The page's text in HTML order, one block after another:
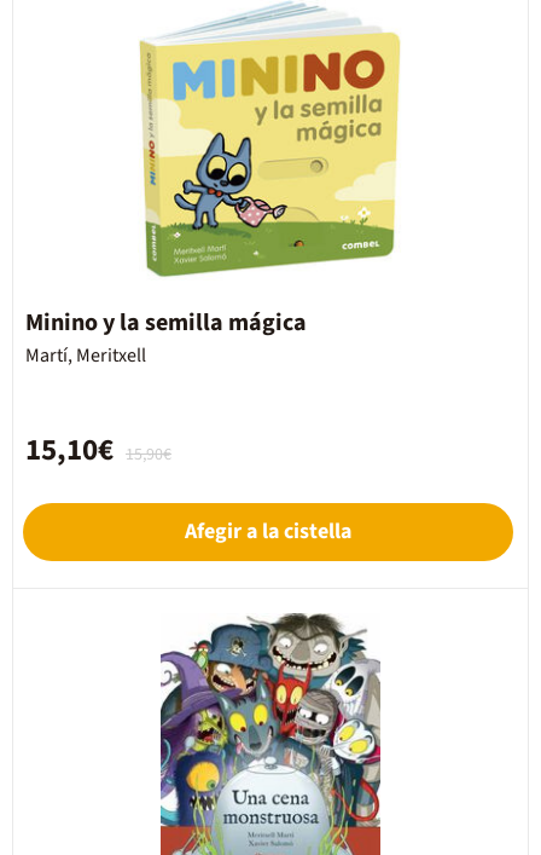
Minino y la semilla mágica
Martí, Meritxell
15,90€
15,10€
Afegir a la cistella